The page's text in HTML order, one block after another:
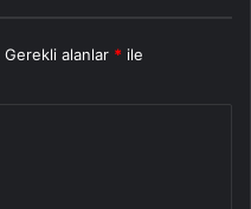
Gerekli alanlar * ile